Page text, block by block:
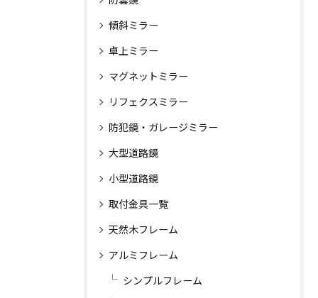
傾斜ミラー
卓上ミラー
マグネットミラー
リフェクスミラー
防犯鏡・ガレージミラー
大型道路鏡
小型道路鏡
取付金具一覧
天然木フレーム
アルミフレーム
シンプルフレーム